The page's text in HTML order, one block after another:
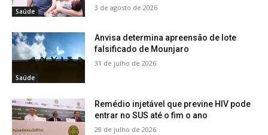
Saúde 3 de agosto de 2026
Saúde
Anvisa determina apreensão de lote
falsificado de Mounjaro
31 de julho de 2026
Remédio injetável que previne HIV pode
entrar no SUS até o fim o ano
28 de julho de 2026